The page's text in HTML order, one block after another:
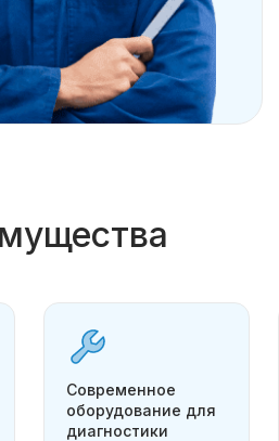
Современное
оборудование для
диагностики